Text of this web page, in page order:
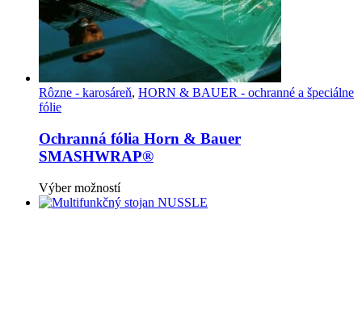
Rôzne - karosáreň, HORN & BAUER - ochranné a špeciálne
fólie
Ochranná fólia Horn & Bauer
SMASHWRAP®
Výber možnostíTento
produkt